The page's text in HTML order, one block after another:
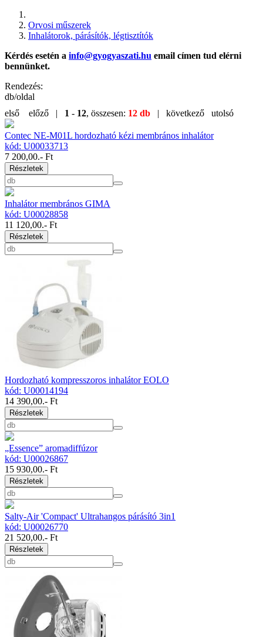
Orvosi műszerek
Inhalátorok, párásítók, légtisztítók
Kérdés esetén a info@gyogyaszati.hu email címen tud elérni
bennünket.
Rendezés:
db/oldal
első előző | 1 - 12, összesen: 12 db | következő utolsó
Contec NE-M01L hordozható kézi membrános inhalátor
kód: U00033713
7 200,00.- Ft
Részletek
Inhalátor membrános GIMA
kód: U00028858
11 120,00.- Ft
Részletek
Hordozható kompresszoros inhalátor EOLO
kód: U00014194
14 390,00.- Ft
Részletek
„Essence” aromadiffúzor
kód: U00026867
15 930,00.- Ft
Részletek
Salty-Air 'Compact' Ultrahangos párásító 3in1
kód: U00026770
21 520,00.- Ft
Részletek